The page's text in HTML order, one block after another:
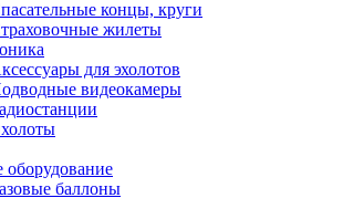
концы, круги
жилеты
для эхолотов
видеокамеры
оборудование
баллоны